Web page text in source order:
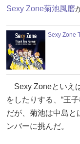
Sexy Zone菊池風磨
Sexy Zone
Sexy Zoneといえ
をしたりする、“王
だが、菊池は中島と
ンバーに挑んだ。